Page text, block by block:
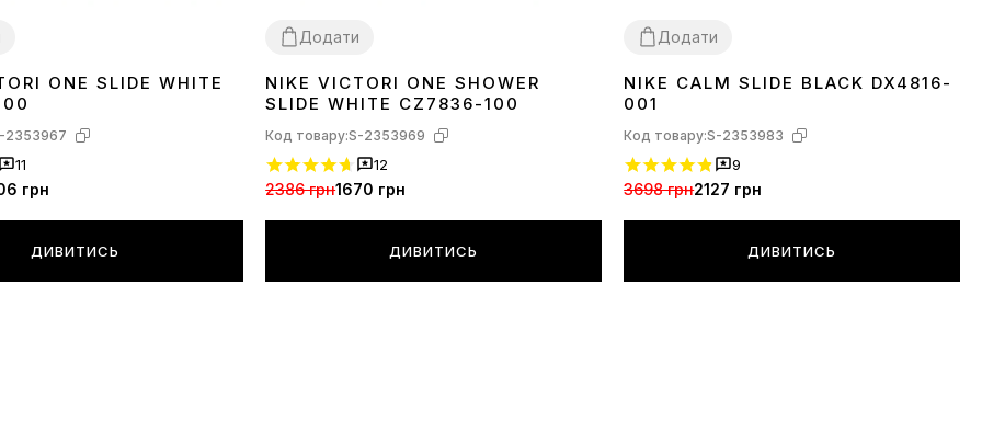
42 ONE SLIDE WHITE
2353967
11
грн
ДИВИТИСЬ
Додати
36.5 38 3940.5
NIKE VICTORI ONE SHOWER
SLIDE WHITE CZ7836-100
Код товару:S-2353969
12
2386 грн1670 грн
ДИВИТИСЬ
Додати
36.5 383940.5
NIKE CALM SLIDE BLACK DX4816-
001
Код товару:S-2353983
9
3698 грн2127 грн
ДИВИТИСЬ